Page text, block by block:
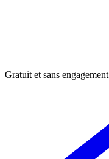
Gratuit et sans engagement